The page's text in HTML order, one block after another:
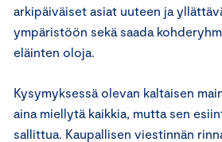
arkipäiväiset asiat uuteen ja
ympäristöön sekä saada
eläinten oloja.
Kysymyksessä olevan kaltaisen
aina miellytä kaikkia, mutta sen
sallittua. Kaupallisen viestinnän